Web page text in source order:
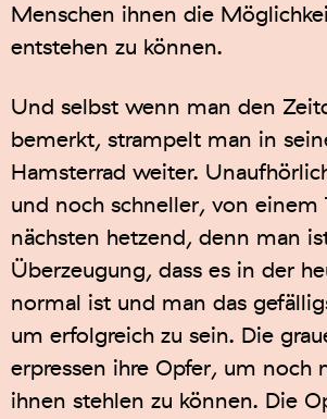
Menschen ihnen die
entstehen zu können.
Und selbst wenn man den
bemerkt, strampelt man in
Hamsterrad weiter.
und noch schneller, von einem
nächsten hetzend, denn man
Überzeugung, dass es in der
normal ist und man das
um erfolgreich zu sein. Die
erpressen ihre Opfer, um noch
ihnen stehlen zu können. Die